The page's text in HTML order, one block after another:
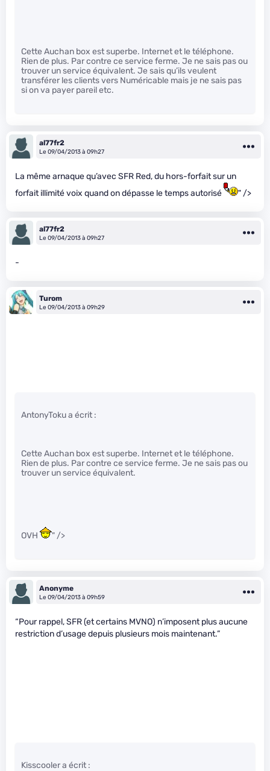
Cette Auchan box est superbe. Internet et le téléphone.
Rien de plus. Par contre ce service ferme. Je ne sais pas ou
trouver un service équivalent. Je sais qu’ils veulent
transférer les clients vers Numéricable mais je ne sais pas
si on va payer pareil etc.
al77fr2
Le 09/04/2013 à 09h27
La même arnaque qu’avec SFR Red, du hors-forfait sur un
forfait illimité voix quand on dépasse le temps autorisé
" />
al77fr2
Le 09/04/2013 à 09h27
-
Turom
Le 09/04/2013 à 09h29
AntonyToku a écrit :
Cette Auchan box est superbe. Internet et le téléphone.
Rien de plus. Par contre ce service ferme. Je ne sais pas ou
trouver un service équivalent.
OVH " />
Anonyme
Le 09/04/2013 à 09h59
“Pour rappel, SFR (et certains MVNO) n’imposent plus aucune
restriction d’usage depuis plusieurs mois maintenant.”
Kisscooler a écrit :